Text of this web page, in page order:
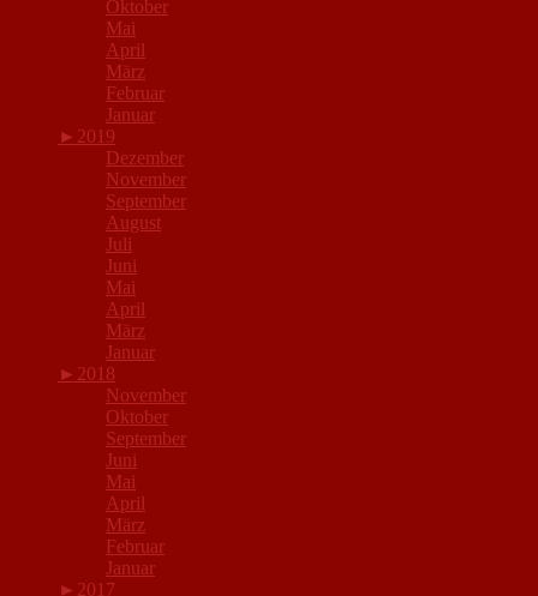
Oktober
Mai
April
März
Februar
Januar
► 2019
Dezember
November
September
August
Juli
Juni
Mai
April
März
Januar
► 2018
November
Oktober
September
Juni
Mai
April
März
Februar
Januar
► 2017